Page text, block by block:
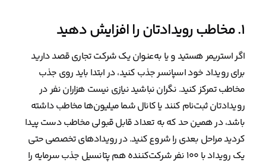
۱. مخاطب رویدادتان را افزایش دهید
اگر استریمر هستید و یا به‌عنوان یک شرکت تجاری قصد دارید
برای رویداد خود اسپانسر جذب کنید، در ابتدا باید روی جذب
مخاطب تمرکز کنید. نگران نباشید نیازی نیست هزاران نفر در
رویدادتان ثبت‌نام کنند یا کانال شما میلیون‌ها مخاطب داشته
باشد، در همین حد که به تعداد قابل قبولی مخاطب دست پیدا
کردید مراحل بعدی را شروع کنید. در رویدادهای تخصصی حتی
یک رویداد با ۱۰۰ نفر شرکت‌کننده هم پتانسیل جذب سرمایه را